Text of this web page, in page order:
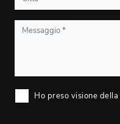
Ho preso visione della